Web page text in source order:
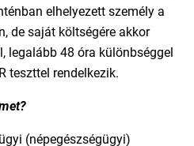
elhelyezett személy a
de saját költségére akkor
legalább 48 óra különbséggel
teszttel rendelkezik.
(népegészségügyi)